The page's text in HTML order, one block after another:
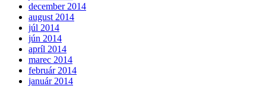
december 2014
august 2014
júl 2014
jún 2014
apríl 2014
marec 2014
február 2014
január 2014